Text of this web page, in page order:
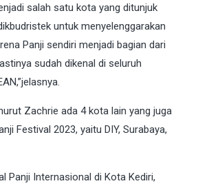
salah satu kota yang ditunjuk
untuk menyelenggarakan
Panji sendiri menjadi bagian dari
sudah dikenal di seluruh
Zachrie ada 4 kota lain yang juga
Festival 2023, yaitu DIY, Surabaya,
Panji Internasional di Kota Kediri,